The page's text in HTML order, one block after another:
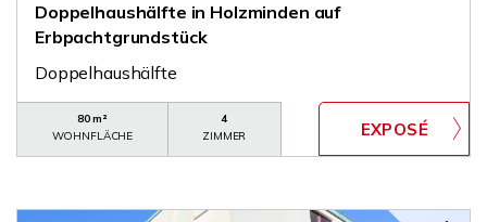
Doppelhaushälfte in Holzminden auf
Erbpachtgrundstück
Doppelhaushälfte
80 m²
WOHNFLÄCHE
4
ZIMMER